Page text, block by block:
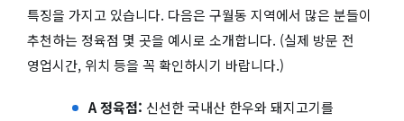
특징을 가지고 있습니다. 다음은 구월동 지역에서 많은 분들이
추천하는 정육점 몇 곳을 예시로 소개합니다. (실제 방문 전
영업시간, 위치 등을 꼭 확인하시기 바랍니다.)
A 정육점: 신선한 국내산 한우와 돼지고기를